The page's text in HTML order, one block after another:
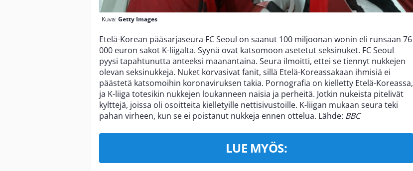
Kuva:Getty Images
Etelä-Korean pääsarjaseura FC Seoul on saanut 100 miljoonan wonin eli runsaan 76
000 euron sakot K-liigalta. Syynä ovat katsomoon asetetut seksinuket. FC Seoul
pyysi tapahtunutta anteeksi maanantaina. Seura ilmoitti, ettei se tiennyt nukkejen
olevan seksinukkeja. Nuket korvasivat fanit, sillä Etelä-Koreassakaan ihmisiä ei
päästetä katsomoihin koronaviruksen takia. Pornografia on kielletty Etelä-Koreassa,
ja K-liiga totesikin nukkejen loukanneen naisia ja perheitä. Jotkin nukeista pitelivät
kylttejä, joissa oli osoitteita kielletyille nettisivustoille. K-liigan mukaan seura teki
pahan virheen, kun se ei poistanut nukkeja ennen ottelua. Lähde: BBC
LUE MYÖS: